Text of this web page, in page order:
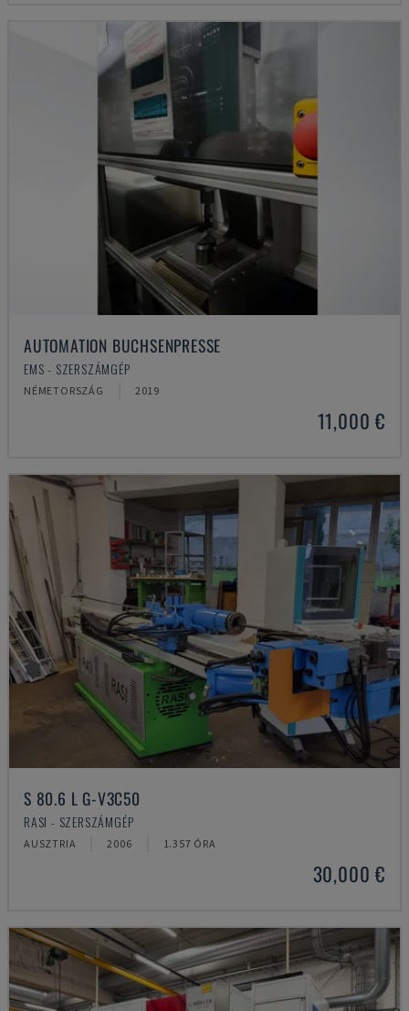
AUTOMATION BUCHSENPRESSE
EMS - SZERSZÁMGÉP
NÉMETORSZÁG 2019
11,000 €
S 80.6 L G-V3C50
RASI - SZERSZÁMGÉP
AUSZTRIA 2006 1.357 ÓRA
30,000 €